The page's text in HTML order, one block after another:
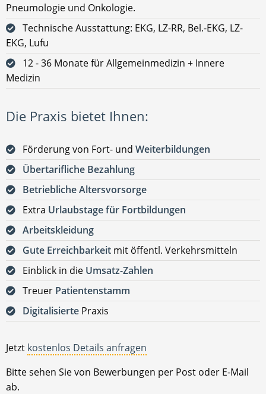
Pneumologie und Onkologie.
Technische Ausstattung: EKG, LZ-RR, Bel.-EKG, LZ-
EKG, Lufu
12 - 36 Monate für Allgemeinmedizin + Innere
Medizin
Die Praxis bietet Ihnen:
Förderung von Fort- und Weiterbildungen
Übertarifliche Bezahlung
Betriebliche Altersvorsorge
Extra Urlaubstage für Fortbildungen
Arbeitskleidung
Gute Erreichbarkeit mit öffentl. Verkehrsmitteln
Einblick in die Umsatz-Zahlen
Treuer Patientenstamm
Digitalisierte Praxis
Jetzt kostenlos Details anfragen
Bitte sehen Sie von Bewerbungen per Post oder E-Mail
ab.